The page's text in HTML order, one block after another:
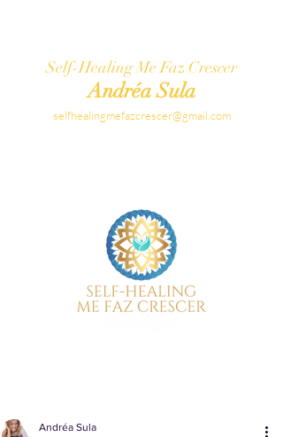
Self-Healing Me Faz Crescer
Andréa Sula
selfhealingmefazcrescer@gmail.com
Andréa Sula